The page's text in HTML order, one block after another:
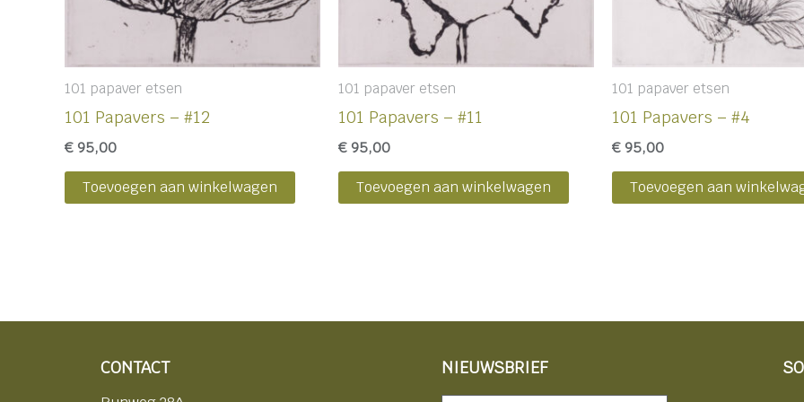
101 papaver etsen
101 Papavers – #12
€ 95,00
Toevoegen aan winkelwagen
101 papaver etsen
101 Papavers – #11
€ 95,00
Toevoegen aan winkelwagen
101 papaver etsen
101 Papavers – #4
€ 95,00
Toevoegen aan
CONTACT
NIEUWSBRIEF